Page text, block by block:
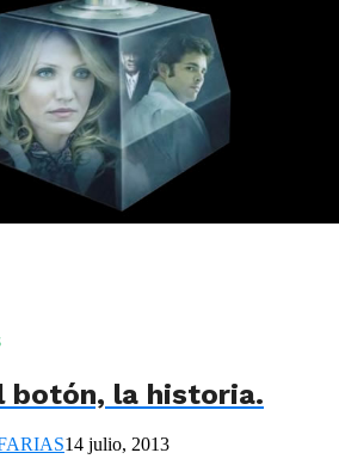
botón, la historia.
14 julio, 2013